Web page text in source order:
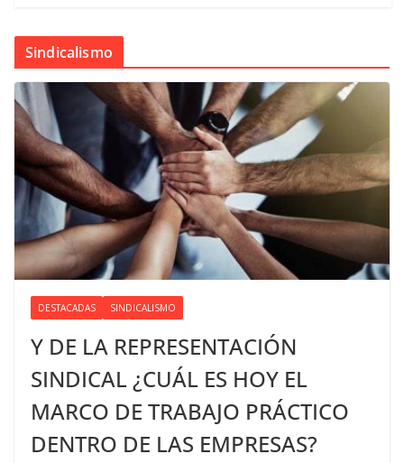
Sindicalismo
DESTACADAS SINDICALISMO
Y DE LA REPRESENTACIÓN
SINDICAL ¿CUÁL ES HOY EL
MARCO DE TRABAJO PRÁCTICO
DENTRO DE LAS EMPRESAS?